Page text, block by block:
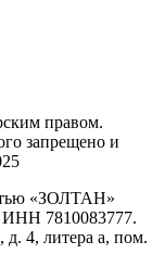
правом.
запрещено и
«ЗОЛТАН»
7810083777.
д. 4, литера а, пом.